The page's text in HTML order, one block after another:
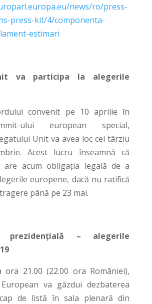
news/ro/press-
press-kit/4/componenta-
estimari
va participa la alegerile
convenit pe 10 aprilie în
ului european special,
Unit va avea loc cel târziu
Acest lucru înseamnă că
are acum obligația legală de a
europene, dacă nu ratifică
până pe 23 mai.
prezidențială – alegerile
21.00 (22.00 ora României),
va găzdui dezbaterea
de listă în sala plenară din